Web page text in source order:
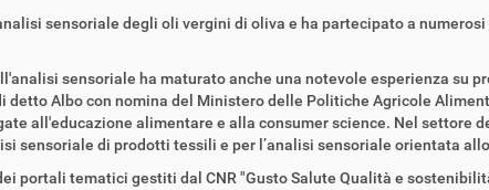
sensoriale degli oli vergini di oliva e ha partecipato a
sensoriale ha maturato anche una notevole esperienza su
detto Albo con nomina del Ministero delle Politiche Agricole
all'educazione alimentare e alla consumer science. Nel settore
sensoriale di prodotti tessili e per l’analisi sensoriale orientata
portali tematici gestiti dal CNR "Gusto Salute Qualità e